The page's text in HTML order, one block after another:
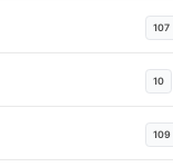
107
10
109